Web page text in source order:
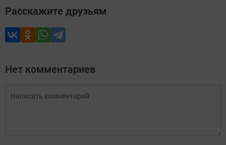
Расскажите друзьям
Нет комментариев